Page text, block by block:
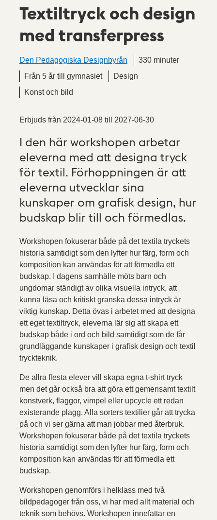
Textiltryck och design
med transferpress
Den Pedagogiska Designbyrån
330 minuter
Från 5 år till gymnasiet
Design
Konst och bild
Erbjuds från 2024-01-08 till 2027-06-30
I den här workshopen arbetar
eleverna med att designa tryck
för textil. Förhoppningen är att
eleverna utvecklar sina
kunskaper om grafisk design, hur
budskap blir till och förmedlas.
Workshopen fokuserar både på det textila tryckets
historia samtidigt som den lyfter hur färg, form och
komposition kan användas för att förmedla ett
budskap. I dagens samhälle möts barn och
ungdomar ständigt av olika visuella intryck, att
kunna läsa och kritiskt granska dessa intryck är
viktig kunskap. Detta övas i arbetet med att designa
ett eget textiltryck, eleverna lär sig att skapa ett
budskap både i ord och bild samtidigt som de får
grundläggande kunskaper i grafisk design och textil
tryckteknik.
De allra flesta elever vill skapa egna t-shirt tryck
men det går också bra att göra ett gemensamt textilt
konstverk, flaggor, vimpel eller upcycle ett redan
existerande plagg. Alla sorters textilier går att trycka
på och vi ser gärna att man jobbar med återbruk.
Workshopen fokuserar både på det textila tryckets
historia samtidigt som den lyfter hur färg, form och
komposition kan användas för att förmedla ett
budskap.
Workshopen genomförs i helklass med två
bildpedagoger från oss, vi har med allt material och
teknik som behövs. Workshopen innefattar en